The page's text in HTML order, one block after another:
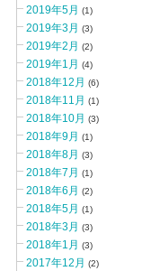
2019年5月 (1)
2019年3月 (3)
2019年2月 (2)
2019年1月 (4)
2018年12月 (6)
2018年11月 (1)
2018年10月 (3)
2018年9月 (1)
2018年8月 (3)
2018年7月 (1)
2018年6月 (2)
2018年5月 (1)
2018年3月 (3)
2018年1月 (3)
2017年12月 (2)